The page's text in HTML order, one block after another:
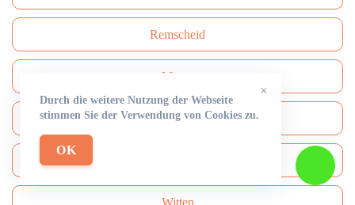
Remscheid
Moers
Siegen
Witten
×
Durch die weitere Nutzung der Webseite
stimmen Sie der Verwendung von Cookies zu.
OK